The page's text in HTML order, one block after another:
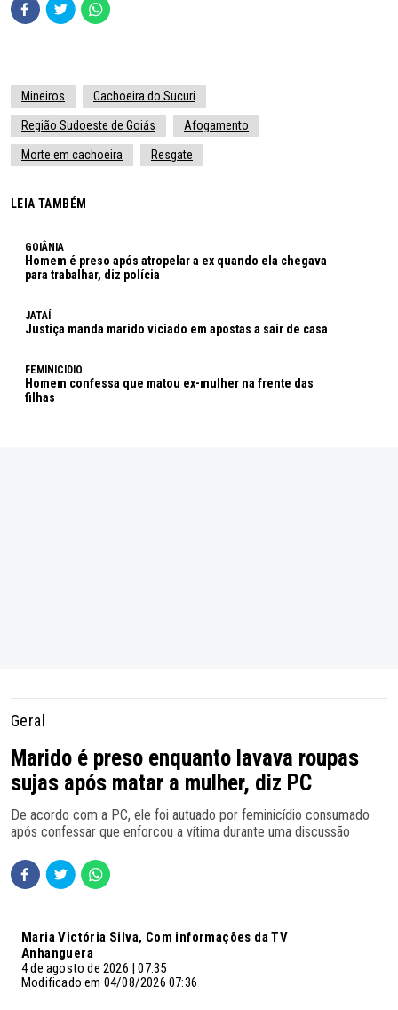
Mineiros Cachoeira do Sucuri
Região Sudoeste de Goiás Afogamento
Morte em cachoeira Resgate
LEIA TAMBÉM
GOIÂNIA
Homem é preso após atropelar a ex quando ela chegava
para trabalhar, diz polícia
JATAÍ
Justiça manda marido viciado em apostas a sair de casa
FEMINICIDIO
Homem confessa que matou ex-mulher na frente das
filhas
Geral
Marido é preso enquanto lavava roupas
sujas após matar a mulher, diz PC
De acordo com a PC, ele foi autuado por feminicídio consumado
após confessar que enforcou a vítima durante uma discussão
Maria Victória Silva, Com informações da TV
Anhanguera
4 de agosto de 2026 | 07:35
Modificado em 04/08/2026 07:36